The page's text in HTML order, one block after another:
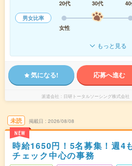
20代 30代
男女比率
女性
もっと見る
気になる! 応募へ進む
派遣会社 日研トータルソーシング株式会
未読
NEW
掲載日 2026/08/08
時給1650円！5名募集！週4
チェック中心の事務